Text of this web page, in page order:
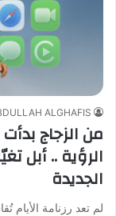
ALGHAFIS
من الزجاج
الرؤية .. أبل
الجديدة
لم تعد رزنامة